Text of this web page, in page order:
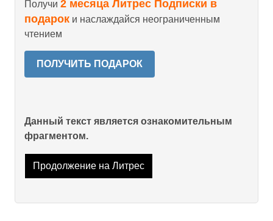
Получи 2 месяца Литрес Подписки в
подарок и наслаждайся неограниченным
чтением
ПОЛУЧИТЬ ПОДАРОК
Данный текст является ознакомительным
фрагментом.
Продолжение на Литрес